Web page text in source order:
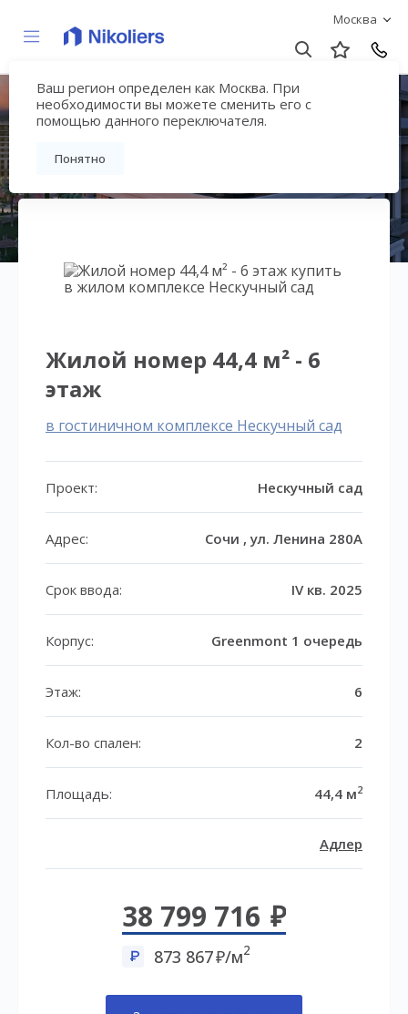
Москва
Ваш регион определен как Москва. При
необходимости вы можете сменить его с
помощью данного переключателя.
Понятно
Нескучный сад
Вернуться на страницу гостиничного
Жилой номер 44,4 м² - 6
этаж
в гостиничном комплексе Нескучный сад
Проект: Нескучный сад
Адрес: Сочи , ул. Ленина 280А
Срок ввода: IV кв. 2025
Корпус: Greenmont 1 очередь
Этаж: 6
Кол-во спален: 2
Площадь: 44,4 м2
Адлер
38 799 716
873 867 /м2